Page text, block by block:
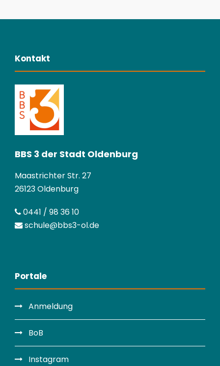
Kontakt
BBS 3 der Stadt Oldenburg
Maastrichter Str. 27
26123 Oldenburg
0441 / 98 36 10
schule@bbs3-ol.de
Portale
Anmeldung
BoB
Instagram